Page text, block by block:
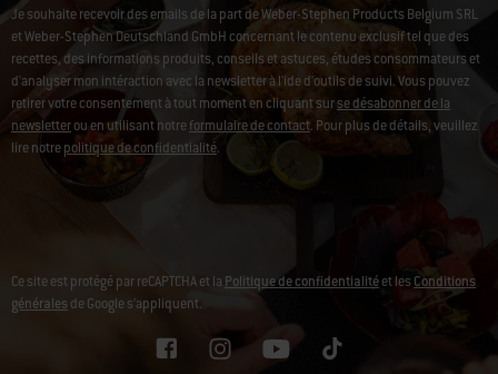
Je souhaite recevoir des emails de la part de Weber-Stephen Products Belgium SRL
et Weber-Stephen Deutschland GmbH concernant le contenu exclusif tel que des
recettes, des informations produits, conseils et astuces, études consommateurs et
d'analyser mon intéraction avec la newsletter à l'ide d'outils de suivi. Vous pouvez
retirer votre consentement à tout moment en cliquant surse désabonner de la
newsletterou en utilisant notreformulaire de contact. Pour plus de détails, veuillez
lire notrepolitique de confidentialité.
Ce site est protégé par reCAPTCHA et la Politique de confidentialitéet les Conditions
générales de Google s’appliquent.